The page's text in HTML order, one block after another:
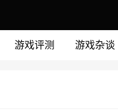
游戏评测 游戏杂谈